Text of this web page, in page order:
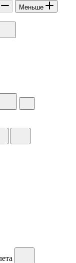
Меньше